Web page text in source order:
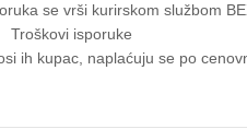
se vrši kurirskom službom
Troškovi isporuke
ih kupac, naplaćuju se po